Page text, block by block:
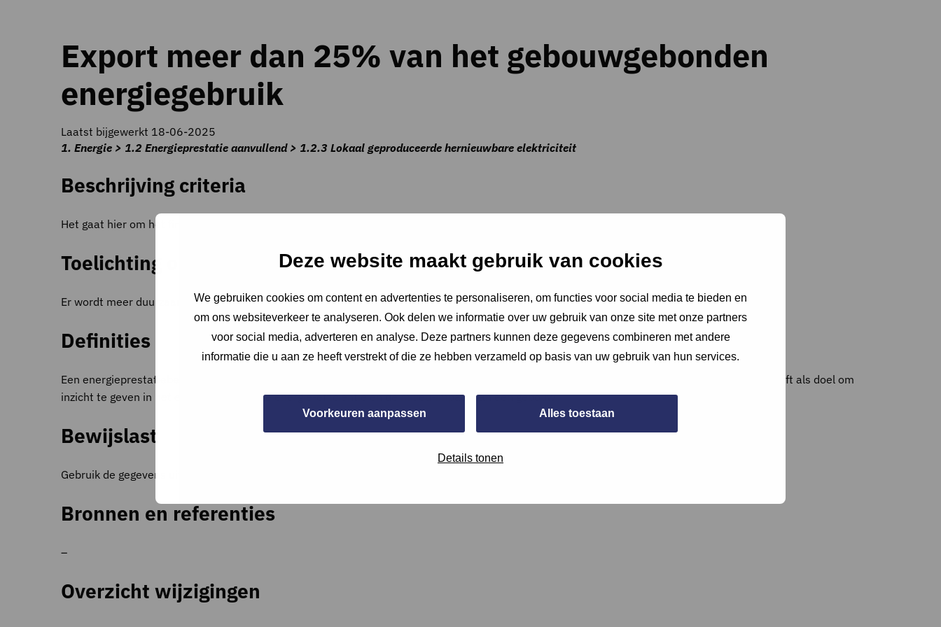
Deze website maakt gebruik van cookies
We gebruiken cookies om content en advertenties te personaliseren, om functies voor social media te bieden en
om ons websiteverkeer te analyseren. Ook delen we informatie over uw gebruik van onze site met onze partners
voor social media, adverteren en analyse. Deze partners kunnen deze gegevens combineren met andere
informatie die u aan ze heeft verstrekt of die ze hebben verzameld op basis van uw gebruik van hun services.
Voorkeuren aanpassen Alles toestaan
Details tonen
Export meer dan 25% van het gebouwgebonden
energiegebruik
Laatst bijgewerkt 18-06-2025
1. Energie > 1.2 Energieprestatie aanvullend > 1.2.3 Lokaal geproduceerde hernieuwbare elektriciteit
Beschrijving criteria
Het gaat hier om het finale energieverbruik (meterstanden)
Toelichting op criteria
Er wordt meer duurzaam opgewekte elektriciteit opgewekt dan dat er zelf wordt gebruikt, er is dus sprake van een energieleverend gebouw.
Definities
Een energieprestatieberekening is een systematische beoordeling van de energieprestaties van een gebouw of installatie. Deze berekening heeft als doel om
inzicht te geven in het energieverbruik, de energie-efficiëntie en de milieu-impact van een gebouw.
Bewijslast
Gebruik de gegevens uit de energieprestatieberekening. Voeg deze bij de bijlages bij de vraag of een apart document en verwijs hierna.
Bronnen en referenties
–
Overzicht wijzigingen